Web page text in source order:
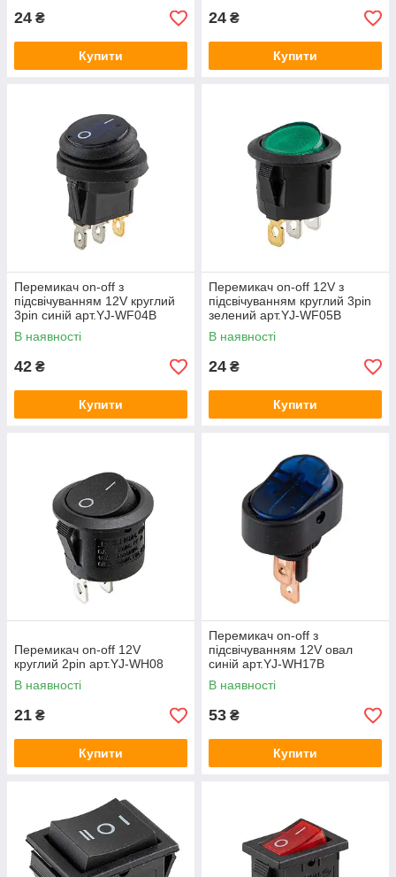
24 ₴
Купити
24 ₴
Купити
Перемикач on-off з
підсвічуванням 12V круглий
3pin синій арт.YJ-WF04B
В наявності
42 ₴
Купити
Перемикач on-off 12V з
підсвічуванням круглий 3pin
зелений арт.YJ-WF05B
В наявності
24 ₴
Купити
Перемикач on-off 12V
круглий 2pin арт.YJ-WH08
В наявності
21 ₴
Купити
Перемикач on-off з
підсвічуванням 12V овал
синій арт.YJ-WH17B
В наявності
53 ₴
Купити